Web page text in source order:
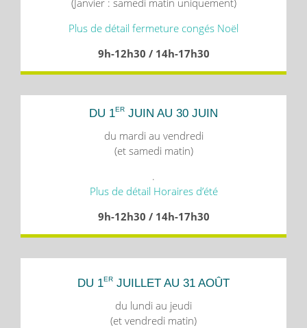
Plus de détail fermeture congés Noël
9h-12h30 / 14h-17h30
DU 1ER JUIN AU 30 JUIN
du mardi au vendredi
(et samedi matin)
.
Plus de détail Horaires d’été
9h-12h30 / 14h-17h30
DU 1ER JUILLET AU 31 AOÛT
du lundi au jeudi
(et vendredi matin)